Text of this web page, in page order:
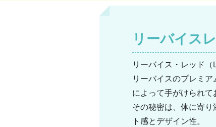
リーバイス
リーバイス・レッド
リーバイスのプレミ
によって手がけられて
その秘密は、体に寄
ト感とデザイン性。